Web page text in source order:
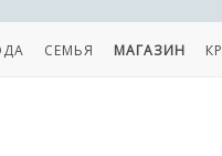
СЕМЬЯ МАГАЗИН